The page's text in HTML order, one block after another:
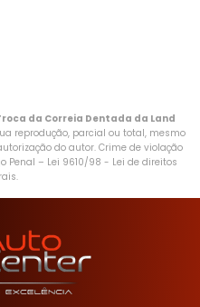
da Correia Dentada da Land
reprodução, parcial ou total, mesmo
do autor. Crime de violação
Penal – Lei 9610/98 - Lei de direitos
.